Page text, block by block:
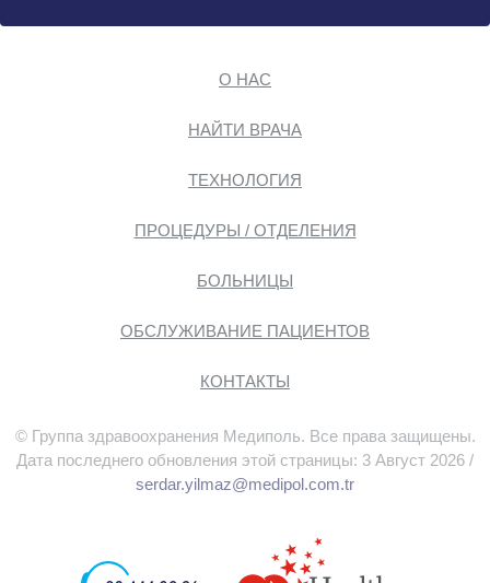
О НАС
НАЙТИ ВРАЧА
ТЕХНОЛОГИЯ
ПРОЦЕДУРЫ / ОТДЕЛЕНИЯ
БОЛЬНИЦЫ
ОБСЛУЖИВАНИЕ ПАЦИЕНТОВ
КОНТАКТЫ
© Группа здравоохранения Медиполь. Все права защищены.
Дата последнего обновления этой страницы: 3 Август 2026 /
serdar.yilmaz@medipol.com.tr